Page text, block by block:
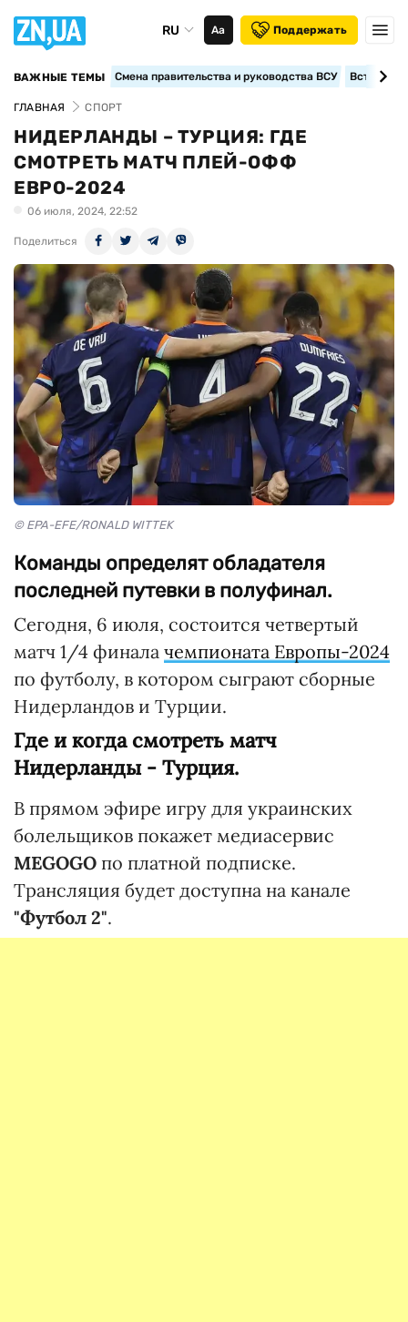
RU Аа Поддержать
ВАЖНЫЕ ТЕМЫ Смена правительства и руководства ВСУ
ГЛАВНАЯ СПОРТ
НИДЕРЛАНДЫ – ТУРЦИЯ: ГДЕ
СМОТРЕТЬ МАТЧ ПЛЕЙ-ОФФ
ЕВРО-2024
06 июля, 2024, 22:52
Поделиться
© EPA-EFE/RONALD WITTEK
Команды определят обладателя
последней путевки в полуфинал.
Сегодня, 6 июля, состоится четвертый
матч 1/4 финала чемпионата Европы-2024
по футболу, в котором сыграют сборные
Нидерландов и Турции.
Где и когда смотреть матч
Нидерланды - Турция.
В прямом эфире игру для украинских
болельщиков покажет медиасервис
MEGOGO по платной подписке.
Трансляция будет доступна на канале
"Футбол 2".